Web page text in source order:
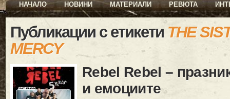
НАЧАЛО НОВИНИ МАТЕРИАЛИ РЕВЮТА
Публикации с етикети THE
MERCY
Rebel Rebel –
и емоциите